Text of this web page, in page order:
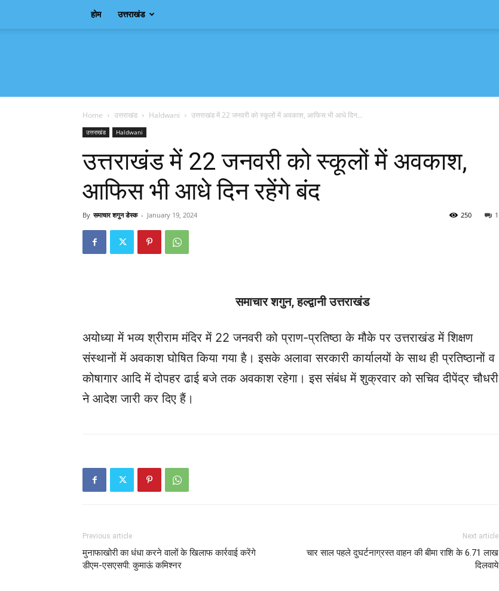
होम उत्तराखंड
Home उत्तराखंड Haldwani उत्तराखंड में 22 जनवरी को स्कूलों में अवकाश, आफिस भी आधे दिन...
उत्तराखंड Haldwani
उत्तराखंड में 22 जनवरी को स्कूलों में अवकाश,
आफिस भी आधे दिन रहेंगे बंद
By समाचार शगुन डेस्क - January 19, 2024 1
250
समाचार शगुन, हल्द्वानी उत्तराखंड
अयोध्या में भव्य श्रीराम मंदिर में 22 जनवरी को प्राण-प्रतिष्ठा के मौके पर उत्तराखंड में शिक्षण
संस्थानों में अवकाश घोषित किया गया है। इसके अलावा सरकारी कार्यालयों के साथ ही प्रतिष्ठानों व
कोषागार आदि में दोपहर ढाई बजे तक अवकाश रहेगा। इस संबंध में शुक्रवार को सचिव दीपेंद्र चौधरी
ने आदेश जारी कर दिए हैं।
Previous article
मुनाफाखोरी का धंधा करने वालों के खिलाफ कार्रवाई करेंगे
डीएम-एसएसपी: कुमाऊं कमिश्नर
Next article
चार साल पहले दुघर्टनाग्रस्त वाहन की बीमा राशि के 6.71 लाख
दिलवाये